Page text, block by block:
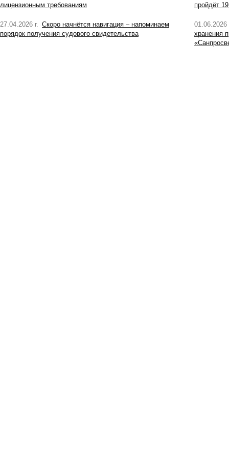
лицензионным требованиям
27.04.2026 г. Скоро начнётся навигация – напоминаем
порядок получения судового свидетельства
пройдёт
01.06.2026
хранения